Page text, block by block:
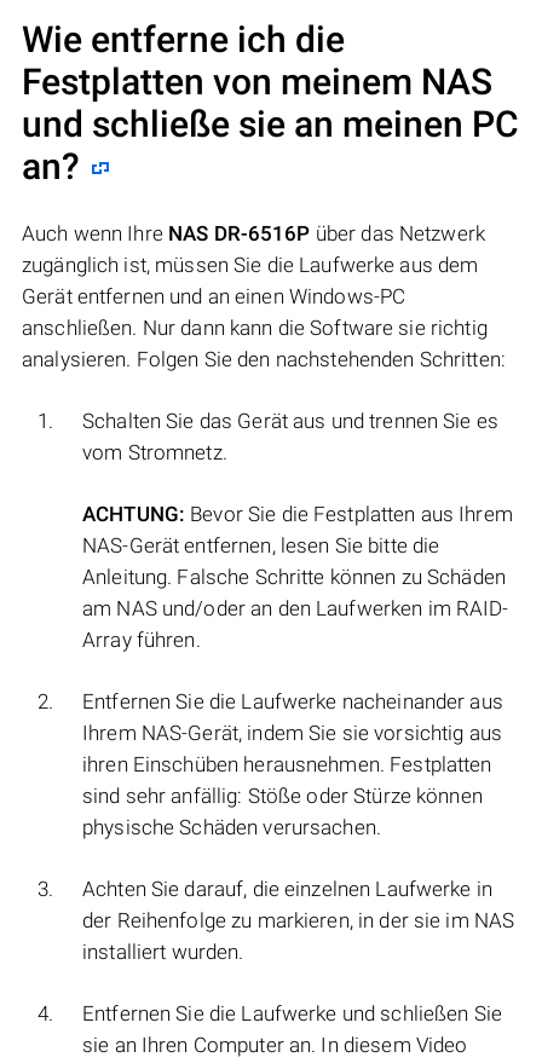
Wie entferne ich die
Festplatten von meinem NAS
und schließe sie an meinen PC
an?
Auch wenn Ihre NAS DR-6516P über das Netzwerk
zugänglich ist, müssen Sie die Laufwerke aus dem
Gerät entfernen und an einen Windows-PC
anschließen. Nur dann kann die Software sie richtig
analysieren. Folgen Sie den nachstehenden Schritten:
Schalten Sie das Gerät aus und trennen Sie es
vom Stromnetz.
ACHTUNG: Bevor Sie die Festplatten aus Ihrem
NAS-Gerät entfernen, lesen Sie bitte die
Anleitung. Falsche Schritte können zu Schäden
am NAS und/oder an den Laufwerken im RAID-
Array führen.
Entfernen Sie die Laufwerke nacheinander aus
Ihrem NAS-Gerät, indem Sie sie vorsichtig aus
ihren Einschüben herausnehmen. Festplatten
sind sehr anfällig: Stöße oder Stürze können
physische Schäden verursachen.
Achten Sie darauf, die einzelnen Laufwerke in
der Reihenfolge zu markieren, in der sie im NAS
installiert wurden.
Entfernen Sie die Laufwerke und schließen Sie
sie an Ihren Computer an. In diesem Video